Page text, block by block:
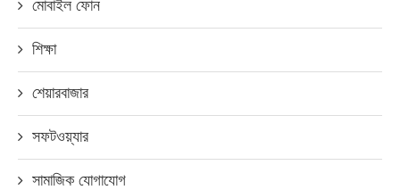
মোবাইল ফোন
শিক্ষা
শেয়ারবাজার
সফটওয়্যার
সামাজিক যোগাযোগ